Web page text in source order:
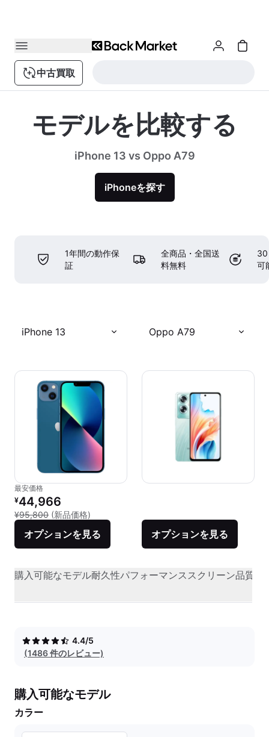
中古買取
モデルを比較する
iPhone 13 vs Oppo A79
iPhoneを探す
1年間の動作保
証
全商品・全国送
料無料
30
可
iPhone 13 Oppo A79
最安価格
リファービッシュ品の価格：
¥44,966
¥95,800 (新品価格)
オプションを見る オプションを見る
購入可能なモデル耐久性パフォーマンススクリーン品質
4.4/5
(1486 件のレビュー)
購入可能なモデル
カラー